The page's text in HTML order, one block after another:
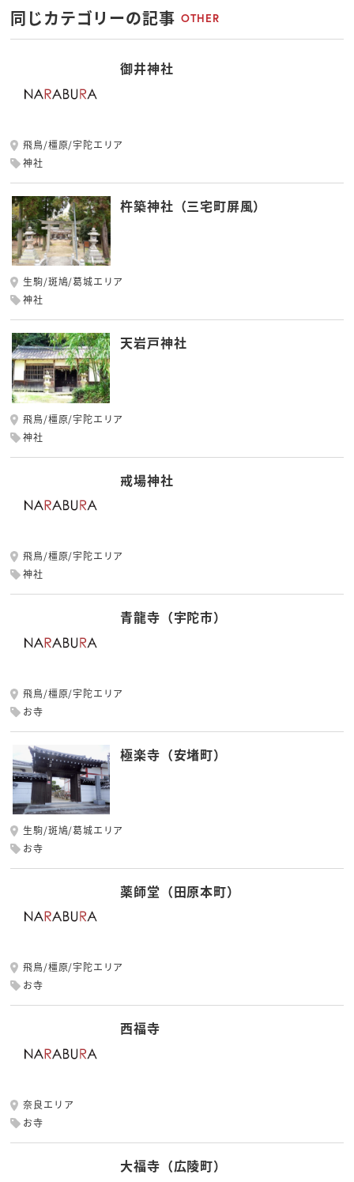
同じカテゴリーの記事 OTHER
御井神社
飛鳥/橿原/宇陀エリア
神社
杵築神社（三宅町屏風）
生駒/斑鳩/葛城エリア
神社
天岩戸神社
飛鳥/橿原/宇陀エリア
神社
戒場神社
飛鳥/橿原/宇陀エリア
神社
青龍寺（宇陀市）
飛鳥/橿原/宇陀エリア
お寺
極楽寺（安堵町）
生駒/斑鳩/葛城エリア
お寺
薬師堂（田原本町）
飛鳥/橿原/宇陀エリア
お寺
西福寺
奈良エリア
お寺
大福寺（広陵町）